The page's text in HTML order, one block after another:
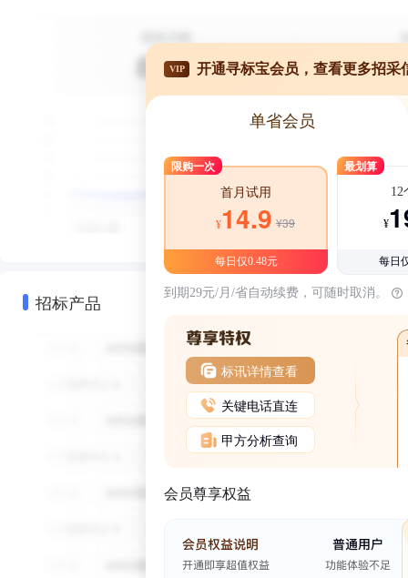
招标产品
VIP 开通寻标宝会员，查看更多招采
单省会员
限购一次
首月试用
¥14.9 ¥39
每日仅0.48元
最划算
12
¥
每日
到期29元/月/省自动续费，可随时取消。
标讯详情查看
关键电话直连
甲方分析查询
会员尊享权益